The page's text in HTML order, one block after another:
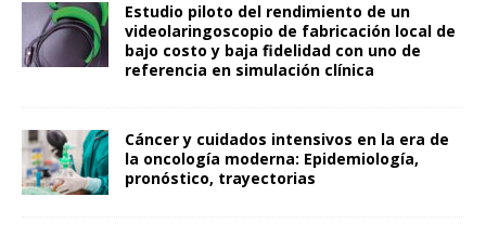
Estudio piloto del rendimiento de un
videolaringoscopio de fabricación local de
bajo costo y baja fidelidad con uno de
referencia en simulación clínica
Cáncer y cuidados intensivos en la era de
la oncología moderna: Epidemiología,
pronóstico, trayectorias